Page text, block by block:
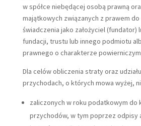
w spółce niebędącej osobą prawną
majątkowych związanych z prawem
świadczenia jako założyciel (fundator)
fundacji, trustu lub innego podmiotu
prawnego o charakterze
Dla celów obliczenia straty oraz
przychodach, o których mowa wyżej,
zaliczonych w roku podatkowym do
przychodów, w tym poprzez odpisy